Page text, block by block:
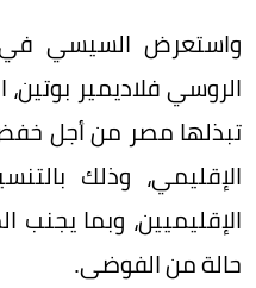
واستعرض السيسي
الروسي فلاديمير بوتين،
تبذلها مصر من أجل
الإقليمي، وذلك
الإقليميين، وبما يجنب
حالة من الفوضى.